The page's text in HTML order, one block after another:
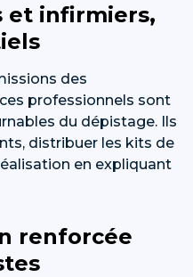
et infirmiers,
des
professionnels sont
du dépistage. Ils
distribuer les kits de
en expliquant
renforcée